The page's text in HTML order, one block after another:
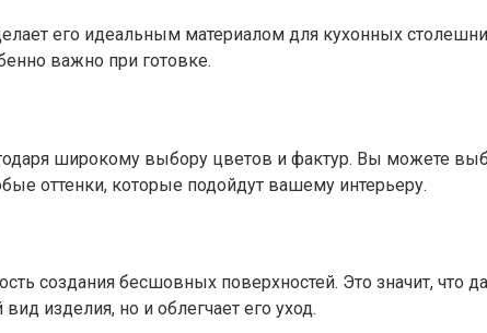
его идеальным материалом для кухонных
важно при готовке.
широкому выбору цветов и фактур. Вы можете
оттенки, которые подойдут вашему интерьеру.
создания бесшовных поверхностей. Это значит, что
изделия, но и облегчает его уход.